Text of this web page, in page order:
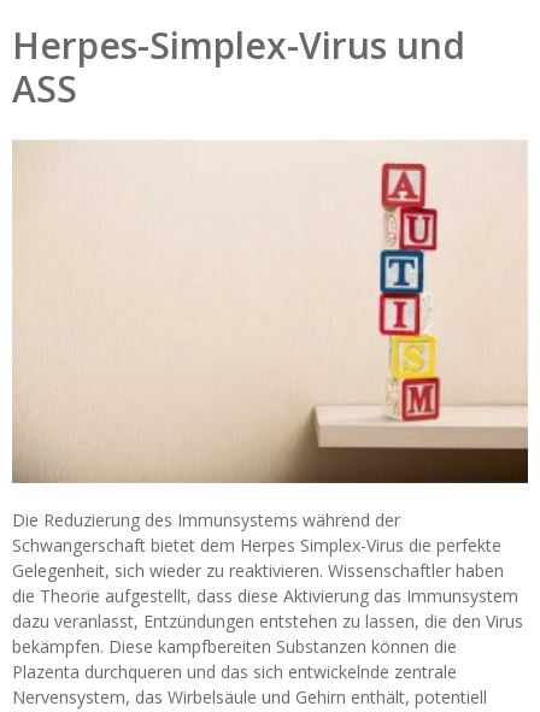
Herpes-Simplex-Virus und
ASS
Die Reduzierung des Immunsystems während der
Schwangerschaft bietet dem Herpes Simplex-Virus die perfekte
Gelegenheit, sich wieder zu reaktivieren. Wissenschaftler haben
die Theorie aufgestellt, dass diese Aktivierung das Immunsystem
dazu veranlasst, Entzündungen entstehen zu lassen, die den Virus
bekämpfen. Diese kampfbereiten Substanzen können die
Plazenta durchqueren und das sich entwickelnde zentrale
Nervensystem, das Wirbelsäule und Gehirn enthält, potentiell